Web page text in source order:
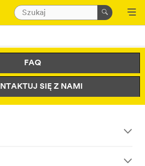
FAQ
SIĘ Z NAMI